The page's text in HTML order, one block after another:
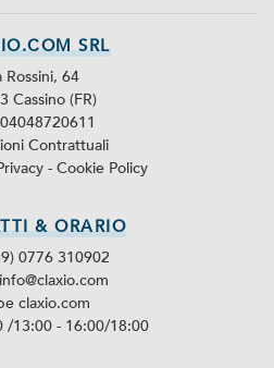
SRL
Rossini, 64
Cassino (FR)
04048720611
Contrattuali
- Cookie Policy
& ORARIO
0776 310902
claxio.com
/13:00 - 16:00/18:00